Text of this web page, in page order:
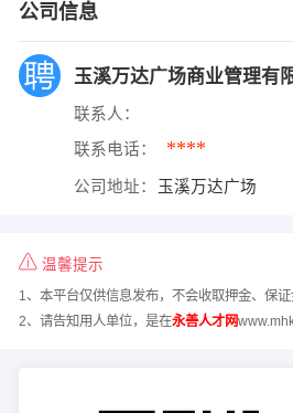
公司信息
玉溪万达广场商业管理有
联系人：
联系电话： ****
公司地址： 玉溪万达广场
温馨提示
1、本平台仅供信息发布，不会收取押金、保证
2、请告知用人单位，是在永善人才网